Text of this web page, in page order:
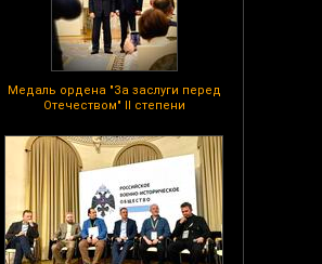
Медаль ордена "За заслуги перед
Отечеством" II степени